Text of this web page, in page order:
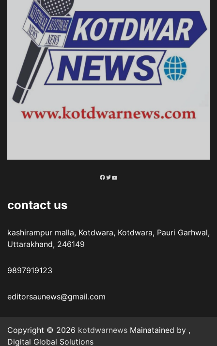
Facebook
Twitter
YouTube
contact us
kashirampur malla, Kotdwara, Kotdwara, Pauri Garhwal,
Uttarakhand, 246149
9897919123
editorsaunews@gmail.com
Copyright © 2026 kotdwarnews Mainatained by ,
Digital Global Solutions